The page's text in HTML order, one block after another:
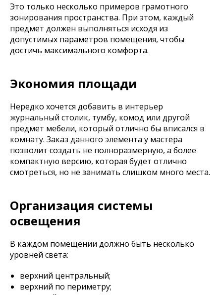
Это только несколько примеров грамотного
зонирования пространства. При этом, каждый
предмет должен выполняться исходя из
допустимых параметров помещения, чтобы
достичь максимального комфорта.
Экономия площади
Нередко хочется добавить в интерьер
журнальный столик, тумбу, комод или другой
предмет мебели, который отлично бы вписался в
комнату. Заказ данного элемента у мастера
позволит создать не полноразмерную, а более
компактную версию, которая будет отлично
смотреться, но не занимать слишком много места.
Организация системы
освещения
В каждом помещении должно быть несколько
уровней света:
верхний центральный;
верхний по периметру;